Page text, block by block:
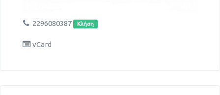
2296080387 Κλήση
vCard